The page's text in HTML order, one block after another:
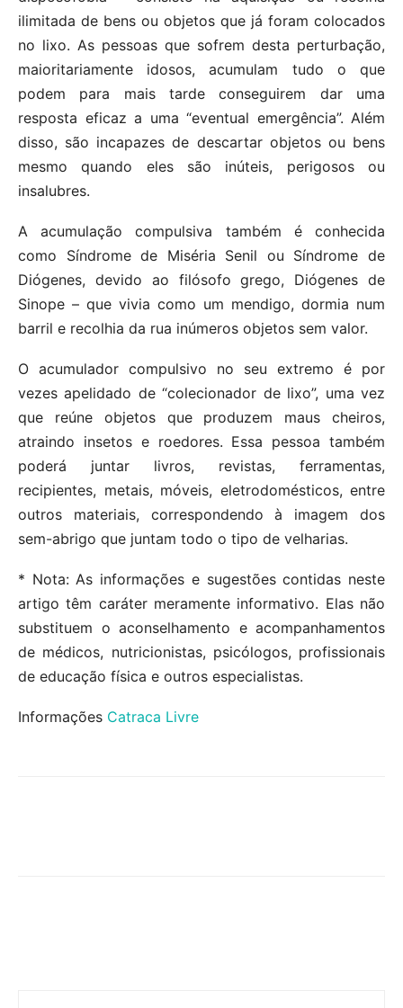
ilimitada de bens ou objetos que já foram colocados
no lixo. As pessoas que sofrem desta perturbação,
maioritariamente idosos, acumulam tudo o que
podem para mais tarde conseguirem dar uma
resposta eficaz a uma “eventual emergência”. Além
disso, são incapazes de descartar objetos ou bens
mesmo quando eles são inúteis, perigosos ou
insalubres.
A acumulação compulsiva também é conhecida
como Síndrome de Miséria Senil ou Síndrome de
Diógenes, devido ao filósofo grego, Diógenes de
Sinope – que vivia como um mendigo, dormia num
barril e recolhia da rua inúmeros objetos sem valor.
O acumulador compulsivo no seu extremo é por
vezes apelidado de “colecionador de lixo”, uma vez
que reúne objetos que produzem maus cheiros,
atraindo insetos e roedores. Essa pessoa também
poderá juntar livros, revistas, ferramentas,
recipientes, metais, móveis, eletrodomésticos, entre
outros materiais, correspondendo à imagem dos
sem-abrigo que juntam todo o tipo de velharias.
* Nota: As informações e sugestões contidas neste
artigo têm caráter meramente informativo. Elas não
substituem o aconselhamento e acompanhamentos
de médicos, nutricionistas, psicólogos, profissionais
de educação física e outros especialistas.
Informações Catraca Livre